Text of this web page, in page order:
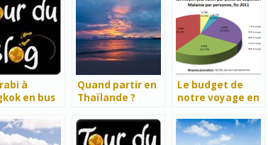
à
en bus
Quand partir en
Thaïlande ?
Le budget de
notre voyage en